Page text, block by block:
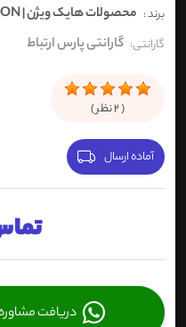
برند : محصولات هایک ویژن | HIKVISION
گارانتی: گارانتی پارس ارتباط
(
2نظر )
آماده ارسال
دریافت